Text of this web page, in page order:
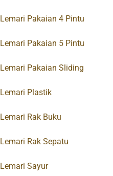
Lemari Pakaian 4 Pintu
Lemari Pakaian 5 Pintu
Lemari Pakaian Sliding
Lemari Plastik
Lemari Rak Buku
Lemari Rak Sepatu
Lemari Sayur